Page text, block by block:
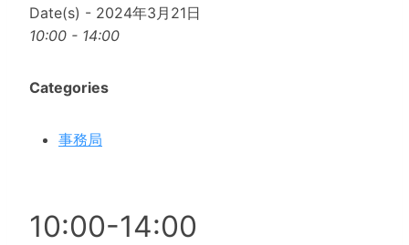
Date(s) - 2024年3月21日
10:00 - 14:00
Categories
事務局
10:00-14:00